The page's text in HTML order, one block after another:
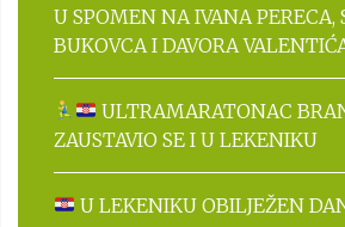
U SPOMEN NA IVANA PERECA,
BUKOVCA I DAVORA
ULTRAMARATONAC
ZAUSTAVIO SE I U LEKENIKU
U LEKENIKU OBILJEŽEN